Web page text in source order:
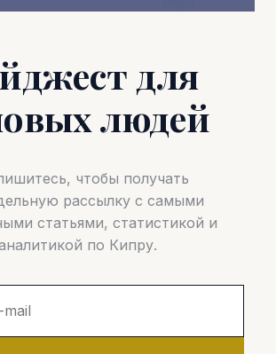
для
людей
чтобы получать
рассылку с самыми
статьями, статистикой и
по Кипру.